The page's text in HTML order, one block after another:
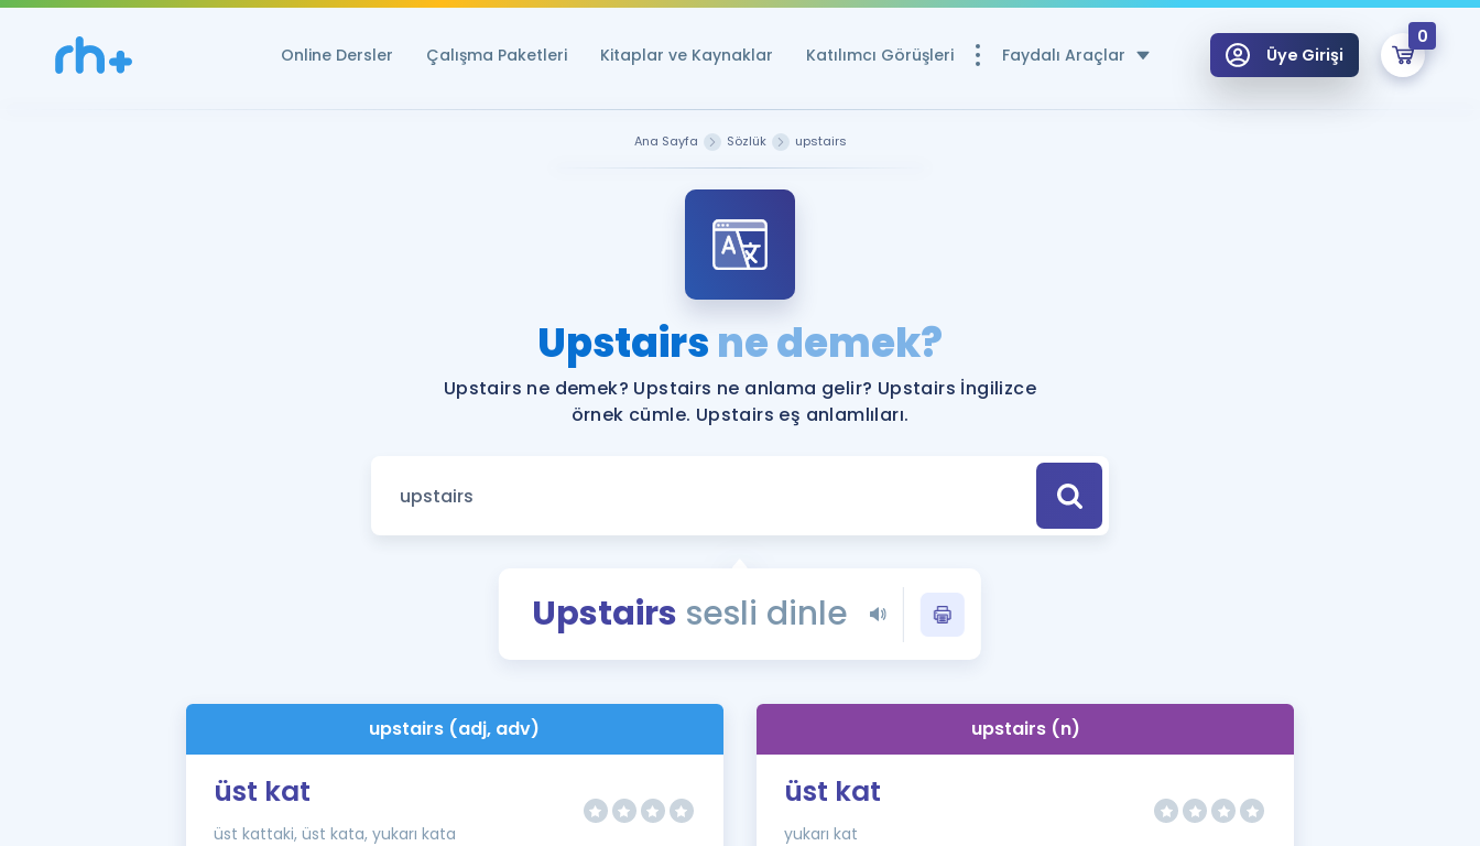
Online Dersler Çalışma Paketleri Kitaplar ve Kaynaklar Katılımcı Görüşleri Faydalı Araçlar
YDS ve YÖKDİL Puan Hesaplama Aracı
Rehberlik Aracı
YDS ve YÖKDİL'e Hazırlananlar için Öneriler
Tüm ÖSYM Sınavları Tek Takvimde
YDS - YÖKDİL Tüm Sınavlarla İlgili Haberler
İngilizce Gramer
Üye Girişi
0
Ana Sayfa Sözlük upstairs
Upstairsne demek?
Upstairs ne demek? Upstairs ne anlama gelir? Upstairs İngilizce
örnek cümle. Upstairs eş anlamlıları.
Upstairs sesli dinle
upstairs (adj, adv)
üst kat
üst kattaki, üst kata, yukarı kata
upstairs (n)
üst kat
yukarı kat